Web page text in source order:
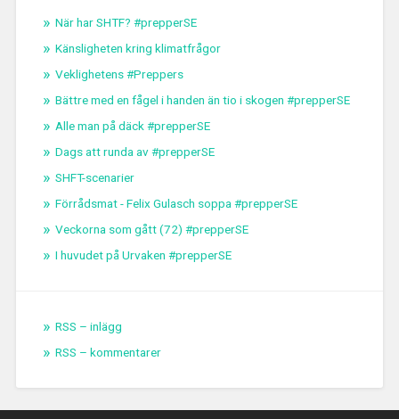
När har SHTF? #prepperSE
Känsligheten kring klimatfrågor
Veklighetens #Preppers
Bättre med en fågel i handen än tio i skogen #prepperSE
Alle man på däck #prepperSE
Dags att runda av #prepperSE
SHFT-scenarier
Förrådsmat - Felix Gulasch soppa #prepperSE
Veckorna som gått (72) #prepperSE
I huvudet på Urvaken #prepperSE
RSS – inlägg
RSS – kommentarer